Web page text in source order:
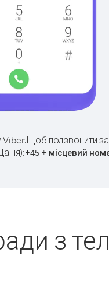
Viber.Щоб подзвонити за
+45+ місцевий
з